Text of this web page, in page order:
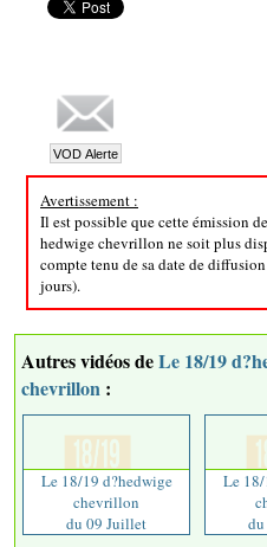
Avertissement :
Il est possible que cette émission
hedwige chevrillon ne soit plus
compte tenu de sa date de
jours).
Autres vidéos deLe 18/19
chevrillon :
Le 18/19 d?hedwige
chevrillon
du 09 Juillet
Le